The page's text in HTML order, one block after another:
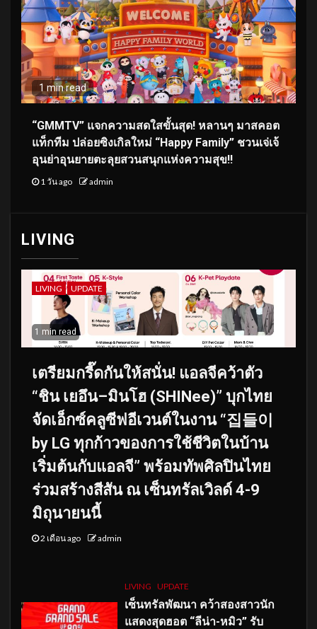
1 min read
“GMMTV” แจกความสดใสขั้นสุด! หลานๆ มาสคอต
แท็กทีม ปล่อยซิงเกิลใหม่ “Happy Family” ชวนเจ่เจ้
อุนย่าอุนยายตะลุยสวนสนุกแห่งความสุข!!
1 วัน ago admin
LIVING
LIVING UPDATE
1 min read
เตรียมกรี๊ดกันให้สนั่น! แอลจีคว้าตัว
“ชิน เยอึน–มินโฮ (SHINee)” บุกไทย
จัดเอ็กซ์คลูซีฟอีเวนต์ในงาน “집들이
by LG ทุกก้าวของการใช้ชีวิตในบ้าน
เริ่มต้นกับแอลจี” พร้อมทัพศิลปินไทย
ร่วมสร้างสีสัน ณ เซ็นทรัลเวิลด์ 4-9
มิถุนายนนี้
2 เดือน ago admin
LIVING UPDATE
เซ็นทรัลพัฒนา คว้าสองสาวนัก
แสดงสุดฮอต “ลีน่า-หมิว” รับ